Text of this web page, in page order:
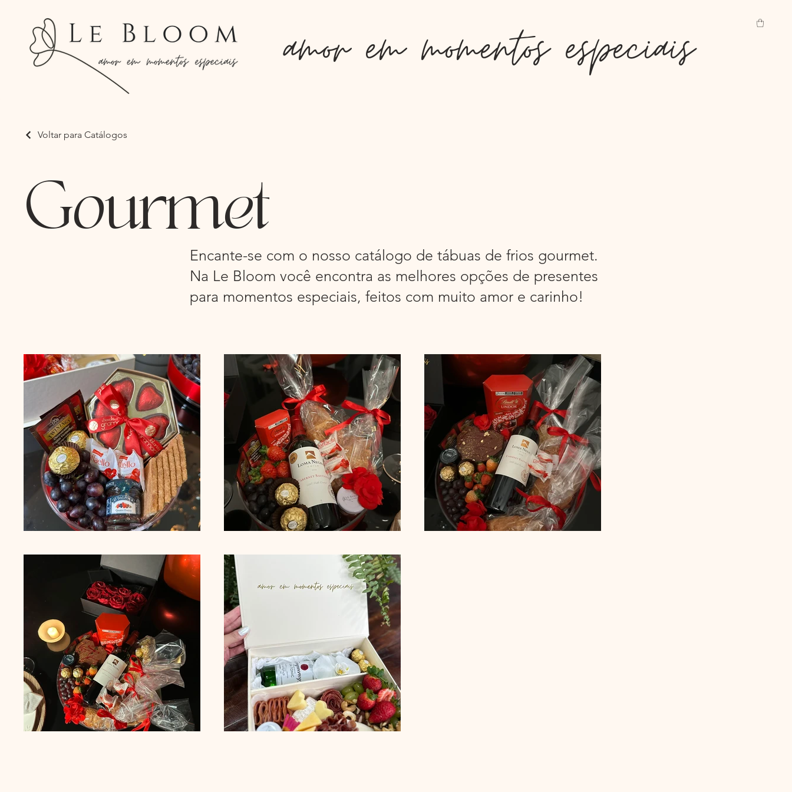
amor em momentos especiais
Voltar para Catálogos
GourmetEncante-se com o nosso catálogo de tábuas de frios gourmet.
Na Le Bloom você encontra as melhores opções de presentes
para momentos especiais, feitos com muito amor e carinho!